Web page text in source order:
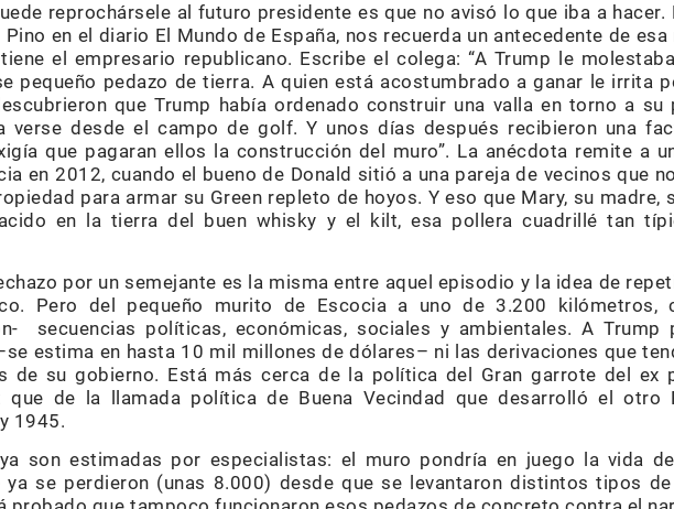
reprochársele al futuro presidente es que no avisó lo que iba a hacer.
en el diario El Mundo de España, nos recuerda un antecedente de
el empresario republicano. Escribe el colega: “A Trump le
pequeño pedazo de tierra. A quien está acostumbrado a ganar le irrita
que Trump había ordenado construir una valla en torno a su
verse desde el campo de golf. Y unos días después recibieron una
que pagaran ellos la construcción del muro”. La anécdota remite a
en 2012, cuando el bueno de Donald sitió a una pareja de vecinos que
para armar su Green repleto de hoyos. Y eso que Mary, su madre,
en la tierra del buen whisky y el kilt, esa pollera cuadrillé tan
por un semejante es la misma entre aquel episodio y la idea de
Pero del pequeño murito de Escocia a uno de 3.200 kilómetros,
secuencias políticas, económicas, sociales y ambientales. A Trump
estima en hasta 10 mil millones de dólares– ni las derivaciones que
de su gobierno. Está más cerca de la política del Gran garrote del ex
que de la llamada política de Buena Vecindad que desarrolló el otro
1945.
son estimadas por especialistas: el muro pondría en juego la vida
ya se perdieron (unas 8.000) desde que se levantaron distintos tipos